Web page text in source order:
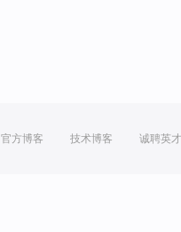
官方博客 技术博客 诚聘英才